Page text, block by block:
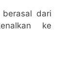
berasal dari
ke